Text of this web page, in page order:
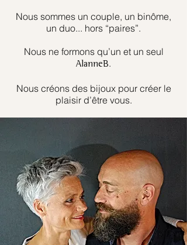
Nous sommes un couple, un binôme,
un duo... hors “paires”.
Nous ne formons qu’un et un seul
AlanneB.
Nous créons des bijoux pour créer le
plaisir d’être vous.